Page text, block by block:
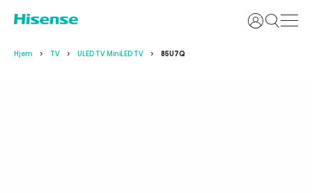
Login
Hjem TV ULED TV MiniLED TV 85U7Q